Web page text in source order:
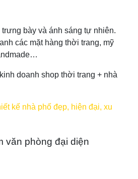
bày và ánh sáng tự nhiên.
các mặt hàng thời trang, mỹ
kế nhà phố đẹp, hiện đại, xu
văn phòng đại diện